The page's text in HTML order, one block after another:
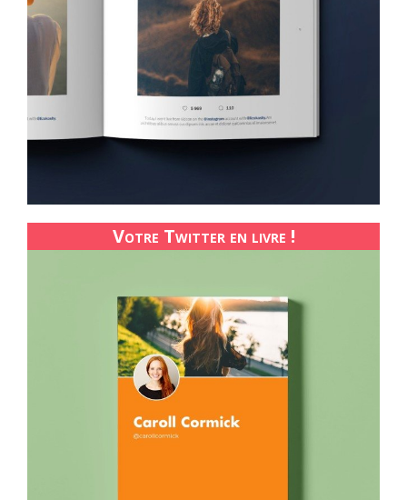
Votre Twitter en livre !